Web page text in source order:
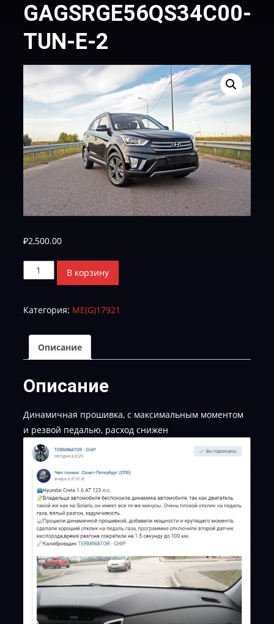
GAGSRGE56QS34C00-
TUN-E-2
₽2,500.00
Количество
товара
CVN-
TUN-
E-
В корзину
Категория: МE(G)17921
Описание
Описание
Динамичная прошивка, с максимальным моментом
и резвой педалью, расход снижен